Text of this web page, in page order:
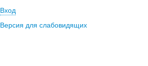
Вход
Версия для слабовидящих